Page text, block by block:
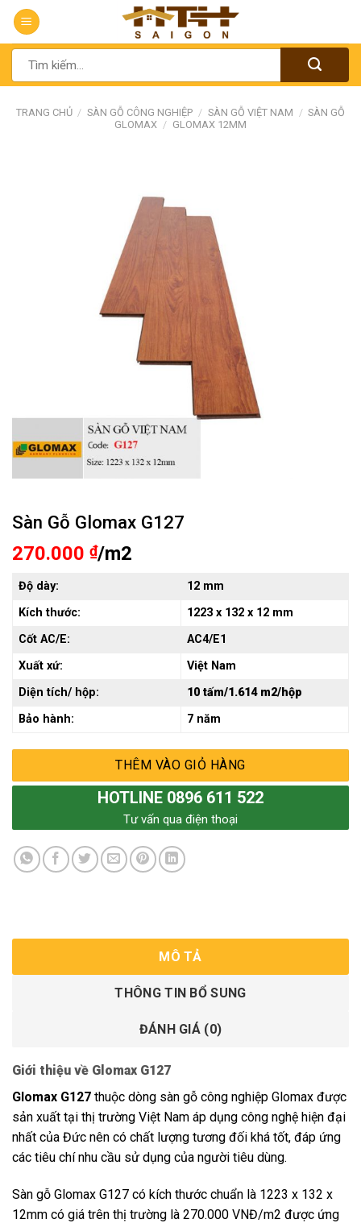
Chuyển
đến
nộiTìm
kiếm:
TRANG CHỦ / SÀN GỖ CÔNG NGHIỆP / SÀN GỖ VIỆT NAM / SÀN GỖ
GLOMAX / GLOMAX 12MM
Sàn Gỗ Glomax G127
270.000 ₫/m2
Độ dày:
12 mm
Kích thước:
1223 x 132 x 12 mm
Cốt AC/E:
AC4/E1
Xuất xứ:
Việt Nam
Diện tích/ hộp:
10 tấm/1.614 m2/hộp
Bảo hành:
7 năm
THÊM VÀO GIỎ HÀNG
HOTLINE 0896 611 522
Tư vấn qua điện thoại
MÔ TẢ
THÔNG TIN BỔ SUNG
ĐÁNH GIÁ (0)
Giới thiệu về Glomax G127
Glomax G127 thuộc dòng sàn gỗ công nghiệp Glomax được
sản xuất tại thị trường Việt Nam áp dụng công nghệ hiện đại
nhất của Đức nên có chất lượng tương đối khá tốt, đáp ứng
các tiêu chí nhu cầu sử dụng của người tiêu dùng.
Sàn gỗ Glomax G127 có kích thước chuẩn là 1223 x 132 x
12mm có giá trên thị trường là 270.000 VNĐ/m2 được ứng